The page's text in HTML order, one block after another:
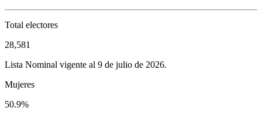
Total electores
28,581
Lista Nominal vigente al 9 de julio de 2026.
Mujeres
50.9%